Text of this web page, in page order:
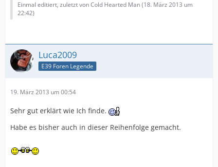
Einmal editiert, zuletzt von Cold Hearted Man (18. März 2013 um
22:42)
Luca2009
E39 Foren Legende
19. März 2013 um 00:54
Sehr gut erklärt wie Ich finde.
Habe es bisher auch in dieser Reihenfolge gemacht.